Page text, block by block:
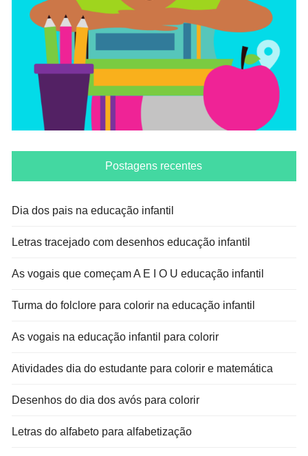
Postagens recentes
Dia dos pais na educação infantil
Letras tracejado com desenhos educação infantil
As vogais que começam A E I O U educação infantil
Turma do folclore para colorir na educação infantil
As vogais na educação infantil para colorir
Atividades dia do estudante para colorir e matemática
Desenhos do dia dos avós para colorir
Letras do alfabeto para alfabetização